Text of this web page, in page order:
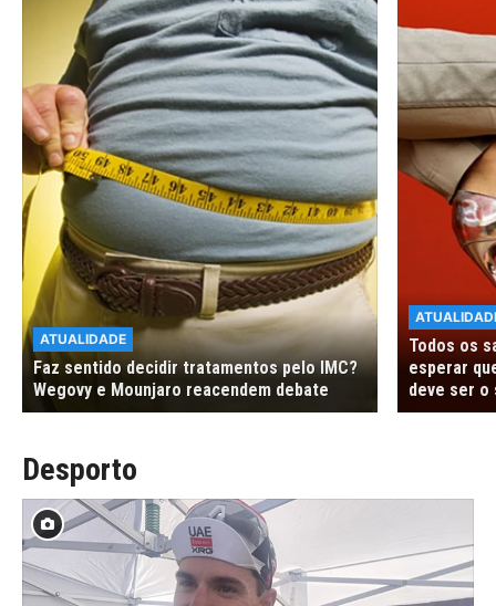
ATUALIDADE
Faz sentido decidir tratamentos pelo IMC?
Wegovy e Mounjaro reacendem debate
Todos os
esperar
deve ser o
Desporto